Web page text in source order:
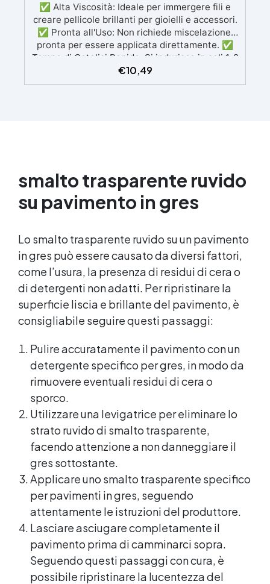
✅ Alta Viscosità: Ideale per immergere fili e
creare pellicole brillanti per gioielli e accessori.
✅ Pronta all'Uso: Non richiede miscelazione,
pronta per essere applicata direttamente. ✅
Tempo di Catalisi Rapido: Si indurisce in soli 1-2
minuti sotto lampada UV. ✅ Versatilità:
Perfetta per gioielli, accessori per capelli,
€10,49
smalto trasparente ruvido
su pavimento in gres
Lo smalto trasparente ruvido su un pavimento
in gres può essere causato da diversi fattori,
come l’usura, la presenza di residui di cera o
di detergenti non adatti. Per ripristinare la
superficie liscia e brillante del pavimento, è
consigliabile seguire questi passaggi:
Pulire accuratamente il pavimento con un
detergente specifico per gres, in modo da
rimuovere eventuali residui di cera o
sporco.
Utilizzare una levigatrice per eliminare lo
strato ruvido di smalto trasparente,
facendo attenzione a non danneggiare il
gres sottostante.
Applicare uno smalto trasparente specifico
per pavimenti in gres, seguendo
attentamente le istruzioni del produttore.
Lasciare asciugare completamente il
pavimento prima di camminarci sopra.
Seguendo questi passaggi con cura, è
possibile ripristinare la lucentezza del